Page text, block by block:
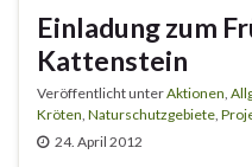
Einladung zum
Kattenstein
Veröffentlicht unterAktionen,
Kröten, Naturschutzgebiete,
24. April 2012